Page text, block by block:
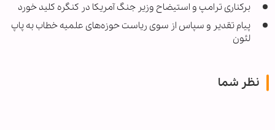
برکناری ترامپ و استیضاح وزیر جنگ آمریکا در کنگره کلید خورد
پیام تقدیر و سپاس از سوی ریاست حوزه‌های علمیه خطاب به پاپ
لئون
نظر شما